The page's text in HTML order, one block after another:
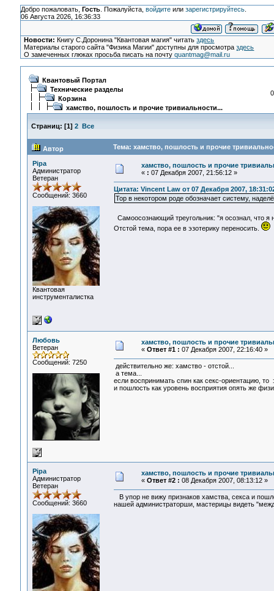
Добро пожаловать, Гость. Пожалуйста, войдитеили зарегистрируйтесь.
06 Августа 2026, 16:36:33
Новости: Книгу С.Доронина "Квантовая магия" читатьздесь
Материалы старого сайта "Физика Магии" доступны для просмотраздесь
О замеченных глюках просьба писать на почтуquantmag@mail.ru
Квантовый Портал
Технические разделы
Корзина
хамство, пошлость и прочие тривиальности...
Страниц: [1] 2 Все
Автор Тема: хамство, пошлость и прочие
Pipa
Администратор
Ветеран
Сообщений: 3660
Квантовая
инструменталистка
хамство, пошлость и прочие
« : 07 Декабря 2007, 21:56:12 »
Цитата: Vincent Law от 07 Декабря 2007,
Тор в некотором роде обозначает систему,
Самоосознающий треугольник: "я осознал, что я
Отстой тема, пора ее в эзотерику переносить.
Любовь
Ветеран
Сообщений: 7250
хамство, пошлость и прочие
« Ответ #1 : 07 Декабря 2007, 22:16:40 »
действительно же: хамство - отстой...
а тема...
если воспринимать спин как секс-ориентацию,
и пошлость как уровень восприятия опять же
Pipa
Администратор
Ветеран
Сообщений: 3660
хамство, пошлость и прочие
« Ответ #2 : 08 Декабря 2007, 08:13:12 »
В упор не вижу признаков хамства, секса и
нашей администраторши, мастерицы видеть